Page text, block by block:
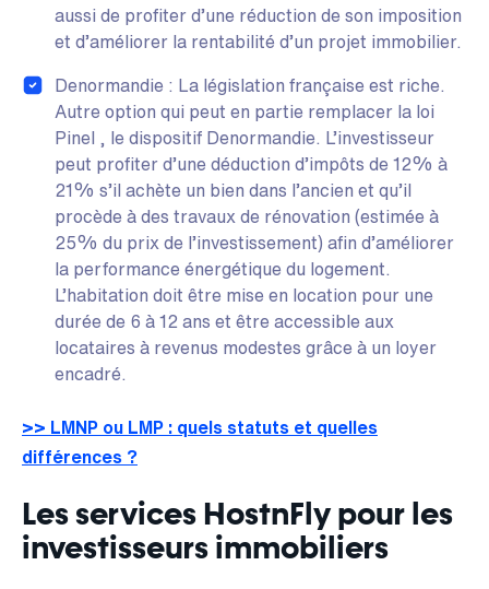
aussi de profiter d’une réduction de son imposition
et d’améliorer la rentabilité d’un projet immobilier.
Denormandie : La législation française est riche.
Autre option qui peut en partie remplacer la loi
Pinel , le dispositif Denormandie. L’investisseur
peut profiter d’une déduction d’impôts de 12% à
21% s’il achète un bien dans l’ancien et qu’il
procède à des travaux de rénovation (estimée à
25% du prix de l’investissement) afin d’améliorer
la performance énergétique du logement.
L’habitation doit être mise en location pour une
durée de 6 à 12 ans et être accessible aux
locataires à revenus modestes grâce à un loyer
encadré.
>> LMNP ou LMP : quels statuts et quelles
différences ?
Les services HostnFly pour les
investisseurs immobiliers